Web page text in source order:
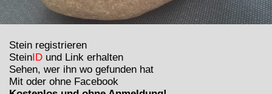
Stein registrieren
Stein ID und Link erhalten
Sehen, wer ihn wo gefunden hat
Mit oder ohne Facebook